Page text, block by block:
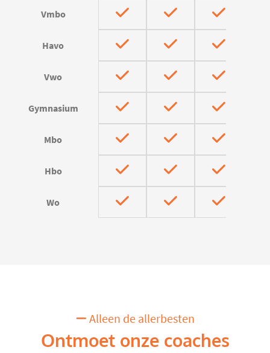
Vmbo
Havo
Vwo
Gymnasium
Mbo
Hbo
Wo
Alleen de allerbesten
Ontmoet onze coaches